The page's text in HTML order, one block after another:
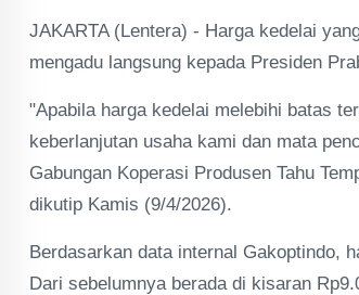
JAKARTA (Lentera) - Harga kedelai
mengadu langsung kepada Presiden
"Apabila harga kedelai melebihi batas
keberlanjutan usaha kami dan mata
Gabungan Koperasi Produsen Tahu
dikutip Kamis (9/4/2026).
Berdasarkan data internal Gakoptindo,
Dari sebelumnya berada di kisaran